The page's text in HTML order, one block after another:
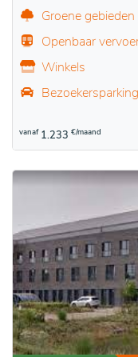
Groene gebieden
Openbaar
Winkels
Bezoekersparking
vanaf 1.233 €/maand